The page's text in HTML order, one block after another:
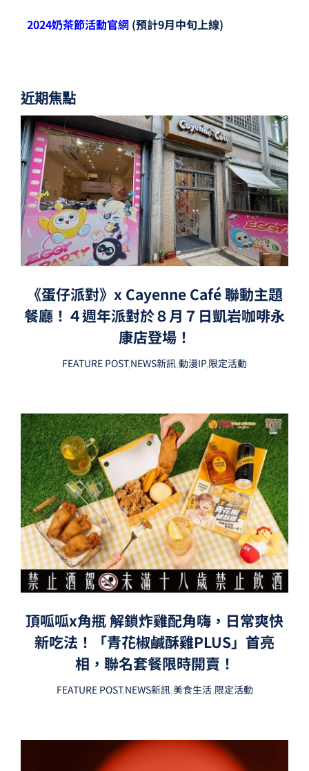
2024奶茶節活動官網(預計9月中旬上線)
近期焦點
《蛋仔派對》x Cayenne Café 聯動主題
餐廳！４週年派對於８月７日凱岩咖啡永
康店登場！
FEATURE POST,NEWS新訊,動漫IP,限定活動
頂呱呱x角瓶 解鎖炸雞配角嗨，日常爽快
新吃法！「青花椒鹹酥雞PLUS」首亮
相，聯名套餐限時開賣！
FEATURE POST,NEWS新訊,美食生活,限定活動